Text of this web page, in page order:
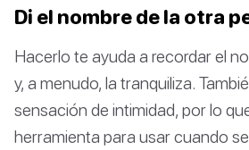
Di el nombre de la otra
Hacerlo te ayuda a recordar el
y, a menudo, la tranquiliza.
sensación de intimidad, por lo
herramienta para usar cuando